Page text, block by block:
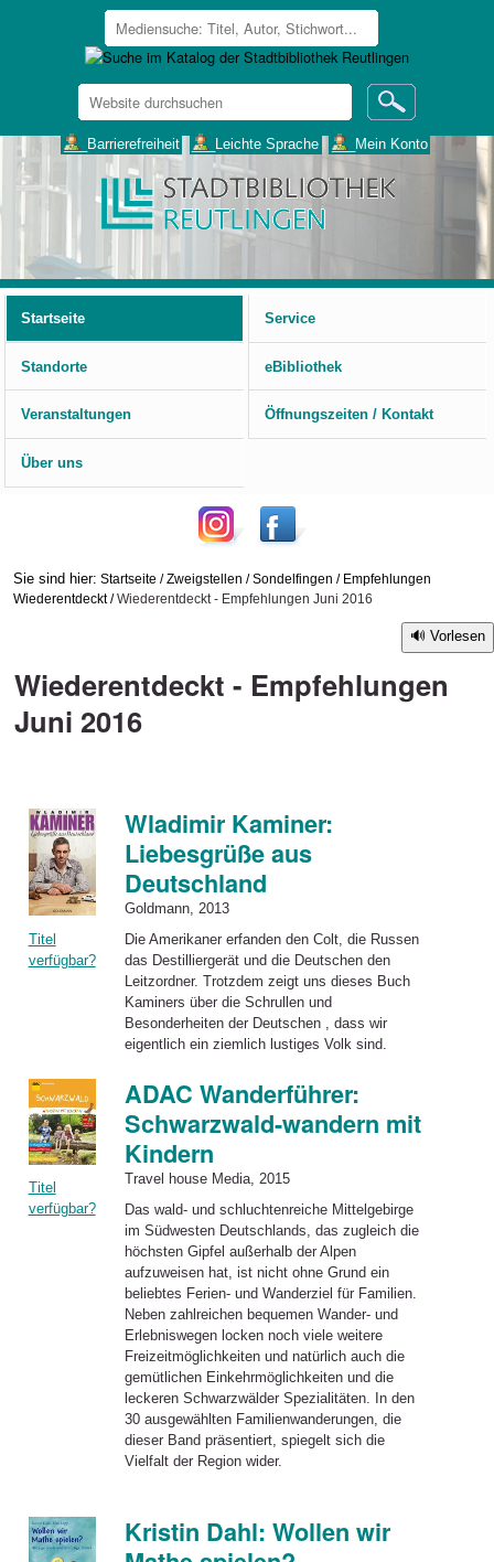
Website
durchsuchen
___Barrierefreiheit ___Leichte Sprache ___Mein Konto
Startseite
Service
Standorte eBibliothek
Veranstaltungen Öffnungszeiten / Kontakt
Über uns
Sie sind hier: Startseite /Zweigstellen /Sondelfingen / Empfehlungen
Wiederentdeckt /Wiederentdeckt - Empfehlungen Juni 2016
Vorlesen
Wiederentdeckt - Empfehlungen
Juni 2016
Titel
verfügbar?
Wladimir Kaminer:
Liebesgrüße aus
Deutschland
Goldmann, 2013
Die Amerikaner erfanden den Colt, die Russen
das Destilliergerät und die Deutschen den
Leitzordner. Trotzdem zeigt uns dieses Buch
Kaminers über die Schrullen und
Besonderheiten der Deutschen , dass wir
eigentlich ein ziemlich lustiges Volk sind.
Titel
verfügbar?
ADAC Wanderführer:
Schwarzwald-wandern mit
Kindern
Travel house Media, 2015
Das wald- und schluchtenreiche Mittelgebirge
im Südwesten Deutschlands, das zugleich die
höchsten Gipfel außerhalb der Alpen
aufzuweisen hat, ist nicht ohne Grund ein
beliebtes Ferien- und Wanderziel für Familien.
Neben zahlreichen bequemen Wander- und
Erlebniswegen locken noch viele weitere
Freizeitmöglichkeiten und natürlich auch die
gemütlichen Einkehrmöglichkeiten und die
leckeren Schwarzwälder Spezialitäten. In den
30 ausgewählten Familienwanderungen, die
dieser Band präsentiert, spiegelt sich die
Vielfalt der Region wider.
Kristin Dahl: Wollen wir